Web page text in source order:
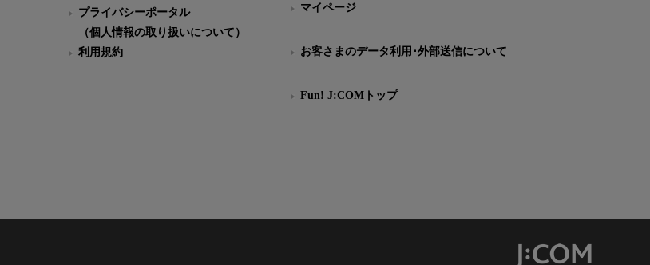
プライバシーポータル
（個人情報の取り扱いについて）
利用規約
マイページ
お客さまのデータ利用･外部送信について
Fun! J:COMトップ